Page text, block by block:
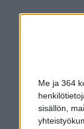
Me ja 364
sisällön,